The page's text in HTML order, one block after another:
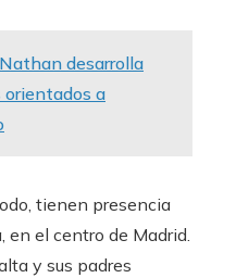
desarrolla
a
tienen presencia
en el centro de Madrid.
y sus padres